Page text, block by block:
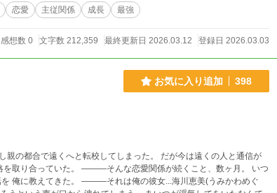
恋愛 主従関係 成長 最強
感想数 0 文字数 212,359 最終更新日 2026.03.12 登録日 2026.03.03
お気に入り追加 398
彼女...海川恵美(うみかわめぐ